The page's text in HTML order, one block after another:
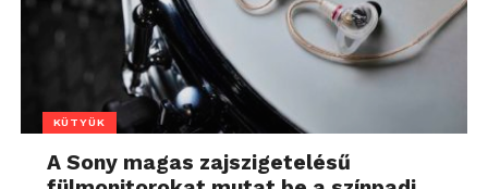
KÜTYÜK
A Sony magas zajszigetelésű